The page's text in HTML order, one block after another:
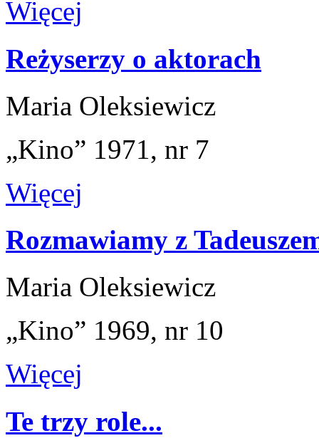
Więcej
Reżyserzy o aktorach
Maria Oleksiewicz
„Kino” 1971, nr 7
Więcej
Rozmawiamy z
Maria Oleksiewicz
„Kino” 1969, nr 10
Więcej
Te trzy role...